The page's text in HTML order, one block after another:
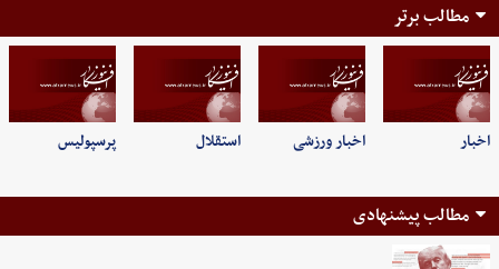
مطالب برتر
اخبار اخبار ورزشی استقلال پرسپولیس
مطالب پیشنهادی